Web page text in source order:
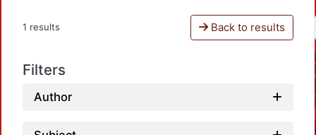
1 results Back to results
Filters
Author